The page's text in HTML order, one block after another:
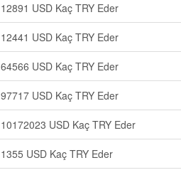
12891 USD Kaç TRY Eder
12441 USD Kaç TRY Eder
64566 USD Kaç TRY Eder
97717 USD Kaç TRY Eder
10172023 USD Kaç TRY Eder
1355 USD Kaç TRY Eder